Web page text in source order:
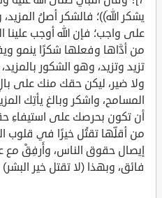
يشكر اللهَ))؛ فالشكر أصلُ
على واجب؛ فإن الله أوجب علينا
من أدَّاها وفعلها شكرًا ينمو
تزيد وتزيد، وهو الشكور
ولا ضير، ليكن حقك منك على
المسامح، واشكر وبالغ يأتِك
أن تكون بحرصك على استيفاءِ
من أقلِّها تقتُل خيرًا في قلوب
إيصال حقوق الناس، وأَرفِقْ مع
فائق، وبهذا (لا تقتل خير